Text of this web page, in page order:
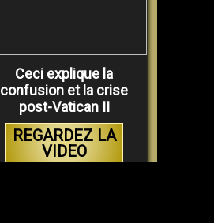
Ceci explique la
confusion et la crise
post-Vatican II
REGARDEZ LA
VIDEO